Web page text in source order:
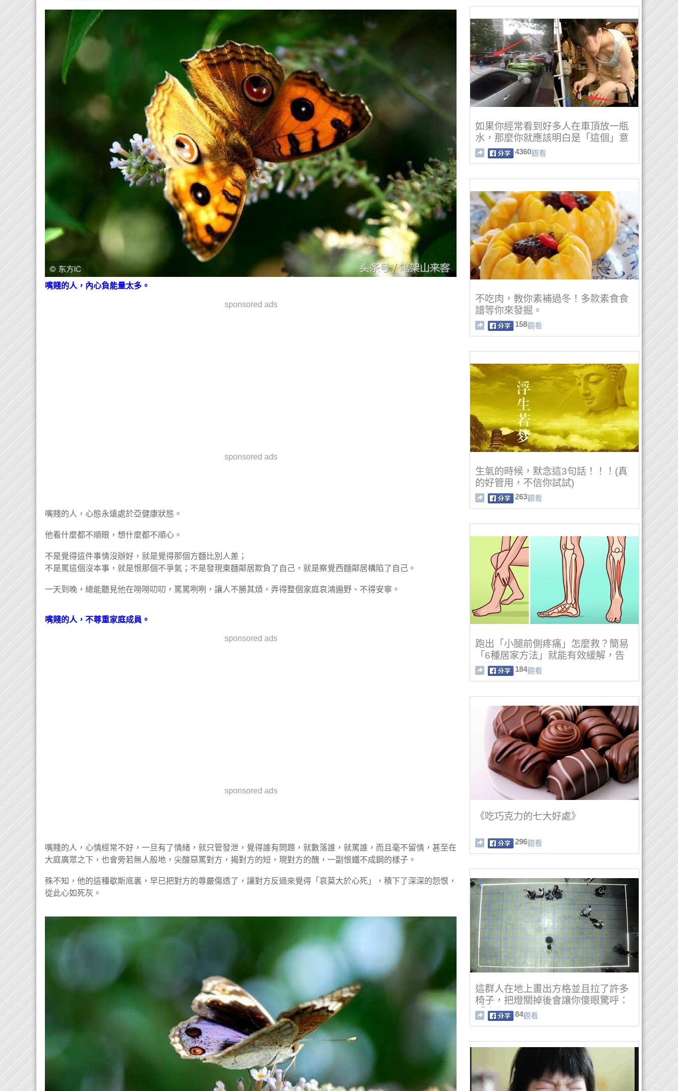
嘴賤的人，內心負能量太多。
sponsored ads
sponsored ads
嘴賤的人，心態永遠處於亞健康狀態。
他看什麼都不順眼，想什麼都不順心。
不是覺得這件事情沒辦好，就是覺得那個方麵比別人差；
不是罵這個沒本事，就是恨那個不爭氣；不是發現東麵鄰居欺負了自己，就是察覺西麵鄰居構陷了自己。
一天到晚，總能聽見他在嘮嘮叨叨，罵罵咧咧，讓人不勝其煩，弄得整個家庭哀鴻遍野、不得安寧。
嘴賤的人，不尊重家庭成員。
sponsored ads
sponsored ads
嘴賤的人，心情經常不好，一旦有了情緒，就只管發泄，覺得誰有問題，就數落誰，就罵誰，而且毫不留情，甚至在
大庭廣眾之下，也會旁若無人般地，尖酸惡罵對方，揭對方的短，現對方的醜，一副恨鐵不成鋼的樣子。
殊不知，他的這種歇斯底裏，早已把對方的尊嚴傷透了，讓對方反過來覺得「哀莫大於心死」，積下了深深的怨恨，
從此心如死灰。
如果你經常看到好多人在車頂放一瓶
水，那麼你就應該明白是「這個」意
思！
4360觀看
不吃肉，教你素補過冬！多款素食食
譜等你來發掘。
158觀看
生氣的時候，默念這3句話！！！(真
的好管用，不信你試試)
263觀看
跑出「小腿前側疼痛」怎麼救？簡易
「6種居家方法」就能有效緩解，告
別鐵腿不求人！
184觀看
《吃巧克力的七大好處》
296觀看
這群人在地上畫出方格並且拉了許多
椅子，把燈關掉後會讓你傻眼驚呼：
「這我以前也玩過！」
84觀看